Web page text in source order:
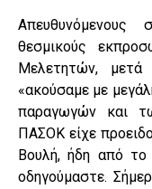
θεσμικούς
Μελετητών,
«ακούσαμε με
παραγωγών και
ΠΑΣΟΚ είχε
Βουλή, ήδη από το
οδηγούμαστε.